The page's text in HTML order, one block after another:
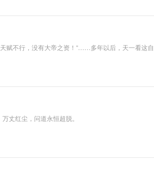
赋不行，没有大帝之资！”……多年以后，天一看这
丈红尘，问道永恒超脱。